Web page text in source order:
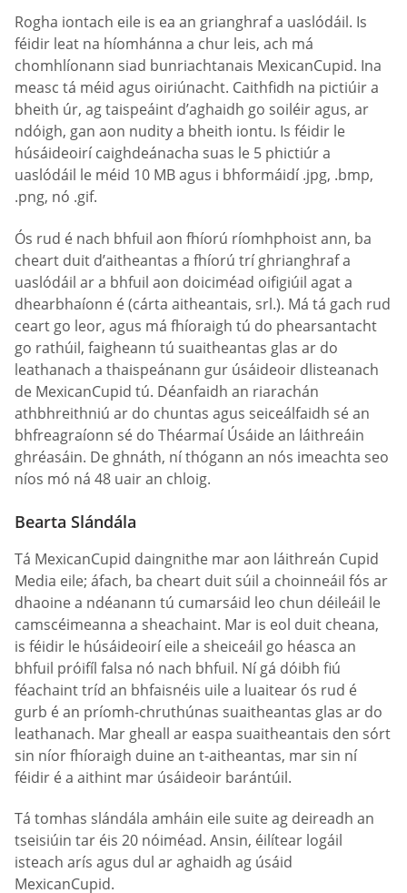
Rogha iontach eile is ea an grianghraf a uaslódáil. Is
féidir leat na híomhánna a chur leis, ach má
chomhlíonann siad bunriachtanais MexicanCupid. Ina
measc tá méid agus oiriúnacht. Caithfidh na pictiúir a
bheith úr, ag taispeáint d’aghaidh go soiléir agus, ar
ndóigh, gan aon nudity a bheith iontu. Is féidir le
húsáideoirí caighdeánacha suas le 5 phictiúr a
uaslódáil le méid 10 MB agus i bhformáidí .jpg, .bmp,
.png, nó .gif.
Ós rud é nach bhfuil aon fhíorú ríomhphoist ann, ba
cheart duit d’aitheantas a fhíorú trí ghrianghraf a
uaslódáil ar a bhfuil aon doiciméad oifigiúil agat a
dhearbhaíonn é (cárta aitheantais, srl.). Má tá gach rud
ceart go leor, agus má fhíoraigh tú do phearsantacht
go rathúil, faigheann tú suaitheantas glas ar do
leathanach a thaispeánann gur úsáideoir dlisteanach
de MexicanCupid tú. Déanfaidh an riarachán
athbhreithniú ar do chuntas agus seiceálfaidh sé an
bhfreagraíonn sé do Théarmaí Úsáide an láithreáin
ghréasáin. De ghnáth, ní thógann an nós imeachta seo
níos mó ná 48 uair an chloig.
Bearta Slándála
Tá MexicanCupid daingnithe mar aon láithreán Cupid
Media eile; áfach, ba cheart duit súil a choinneáil fós ar
dhaoine a ndéanann tú cumarsáid leo chun déileáil le
camscéimeanna a sheachaint. Mar is eol duit cheana,
is féidir le húsáideoirí eile a sheiceáil go héasca an
bhfuil próifíl falsa nó nach bhfuil. Ní gá dóibh fiú
féachaint tríd an bhfaisnéis uile a luaitear ós rud é
gurb é an príomh-chruthúnas suaitheantas glas ar do
leathanach. Mar gheall ar easpa suaitheantais den sórt
sin níor fhíoraigh duine an t-aitheantas, mar sin ní
féidir é a aithint mar úsáideoir barántúil.
Tá tomhas slándála amháin eile suite ag deireadh an
tseisiúin tar éis 20 nóiméad. Ansin, éilítear logáil
isteach arís agus dul ar aghaidh ag úsáid
MexicanCupid.